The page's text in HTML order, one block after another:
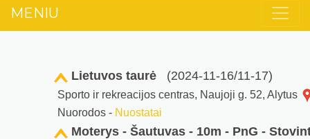
MENIU
Lietuvos taurė (2024-11-16/11-17)
Sporto ir rekreacijos centras, Naujoji g. 52, Alytus
Nuorodos - Nuostatai
Moterys - Šautuvas - 10m - PnG -